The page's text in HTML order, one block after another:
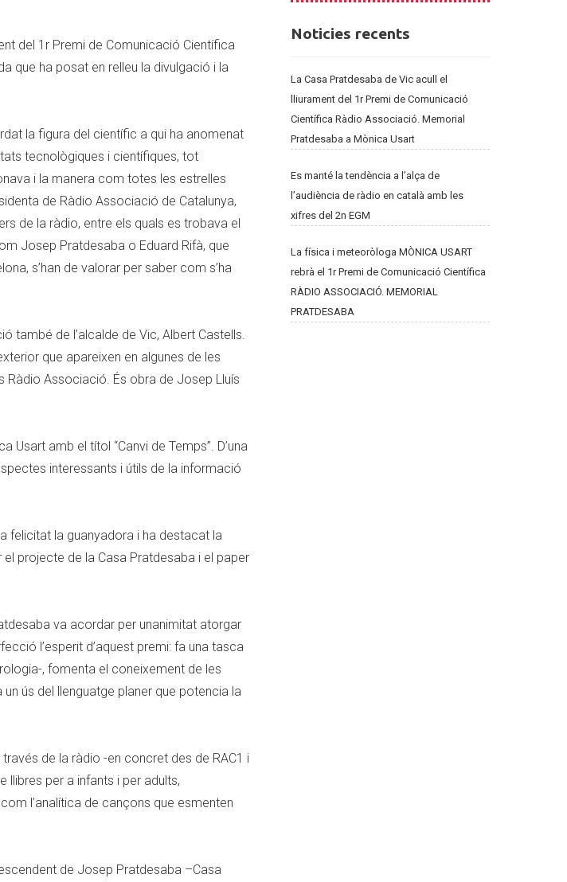
del 1r Premi de Comunicació Científica
que ha posat en relleu la divulgació i la
la figura del científic a qui ha anomenat
tecnològiques i científiques, tot
i la manera com totes les estrelles
de Ràdio Associació de Catalunya,
de la ràdio, entre els quals es trobava el
Josep Pratdesaba o Eduard Rifà, que
s’han de valorar per saber com s’ha
també de l’alcalde de Vic, Albert Castells.
que apareixen en algunes de les
Ràdio Associació. És obra de Josep Lluís
Usart amb el títol “Canvi de Temps”. D’una
interessants i útils de la informació
felicitat la guanyadora i ha destacat la
projecte de la Casa Pratdesaba i el paper
va acordar per unanimitat atorgar
l’esperit d’aquest premi: fa una tasca
, fomenta el coneixement de les
ús del llenguatge planer que potencia la
de la ràdio -en concret des de RAC1 i
llibres per a infants i per adults,
l’analítica de cançons que esmenten
de Josep Pratdesaba –Casa
Noticies
Noticies recents
La Casa Pratdesaba de Vic acull el
lliurament del 1r Premi de Comunicació
Científica Ràdio Associació. Memorial
Pratdesaba a Mònica Usart
Es manté la tendència a l’alça de
l’audiència de ràdio en català amb les
xifres del 2n EGM
La física i meteoròloga MÒNICA USART
rebrà el 1r Premi de Comunicació Científica
RÀDIO ASSOCIACIÓ. MEMORIAL
PRATDESABA